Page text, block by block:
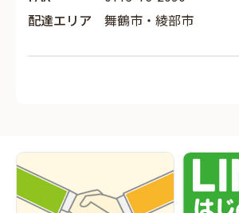
配達エリア
舞鶴市・綾部市